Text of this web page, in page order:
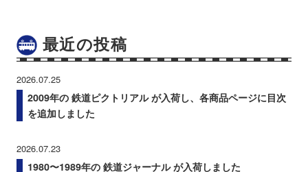
最近の投稿
2026.07.25
2009年の 鉄道ピクトリアル が入荷し、各商品ページに目次
を追加しました
2026.07.23
1980〜1989年の 鉄道ジャーナル が入荷しました